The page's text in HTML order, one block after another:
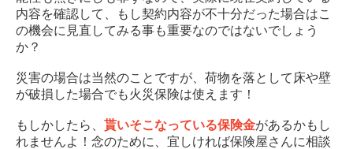
内容を確認して、もし契約内容が不十分だった場合はこ
の機会に見直してみる事も重要なのではないでしょう
か？
災害の場合は当然のことですが、荷物を落として床や壁
が破損した場合でも火災保険は使えます！
もしかしたら、 貰いそこなっている保険金があるかもし
れませんよ！念のために、宜しければ保険屋さんに相談